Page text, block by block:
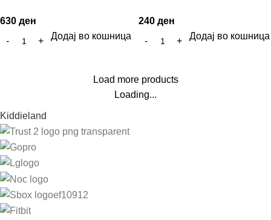
630 ден
Додај во кошница
240 ден
Додај во кошница
Load more products
Loading...
Kiddieland